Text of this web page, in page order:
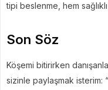
tipi beslenme, hem
Son Söz
Köşemi bitirirken
sizinle paylaşmak isterim: